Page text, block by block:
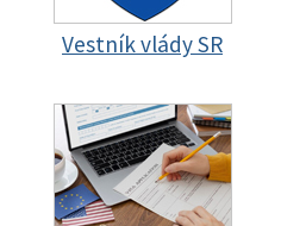
Vestník vlády SR